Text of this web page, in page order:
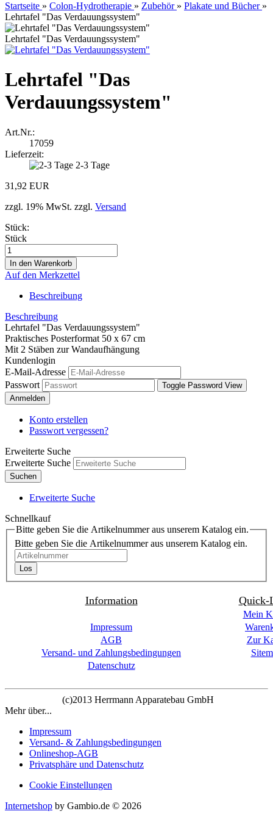
Startseite » Colon-Hydrotherapie » Zubehör » Plakate und Bücher »
Lehrtafel "Das Verdauungssystem"
Lehrtafel "Das Verdauungssystem"
Lehrtafel "Das
Verdauungssystem"
Art.Nr.:
17059
Lieferzeit:
2-3 Tage
31,92 EUR
zzgl. 19% MwSt. zzgl. Versand
Stück:
Stück
Auf den Merkzettel
Beschreibung
Beschreibung
Lehrtafel "Das Verdauungssystem"
Praktisches Posterformat 50 x 67 cm
Mit 2 Stäben zur Wandaufhängung
Kundenlogin
E-Mail-Adresse
Passwort
Toggle Password View
Anmelden
Konto erstellen
Passwort vergessen?
Erweiterte Suche
Erweiterte Suche
Suchen
Erweiterte Suche
Schnellkauf
Bitte geben Sie die Artikelnummer aus unserem Katalog ein.
Bitte geben Sie die Artikelnummer aus unserem Katalog ein.
Los
Information Quick-
Mein
Impressum
AGB
Zur
Versand- und Zahlungsbedingungen
Datenschutz
(c)2013 Herrmann Apparatebau GmbH
Mehr über...
Impressum
Versand- & Zahlungsbedingungen
Onlineshop-AGB
Privatsphäre und Datenschutz
Cookie Einstellungen
Internetshop by Gambio.de © 2026